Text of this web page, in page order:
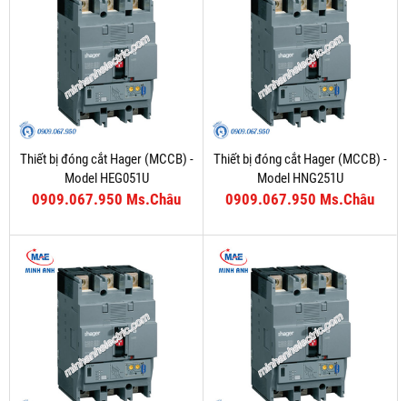
Thiết bị đóng cắt Hager (MCCB) -
Model HEG051U
0909.067.950 Ms.Châu
Thiết bị đóng cắt Hager (MCCB) -
Model HNG251U
0909.067.950 Ms.Châu